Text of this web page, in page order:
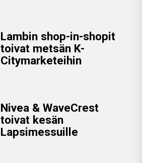
Lambin shop-in-shopit
toivat metsän K-
Citymarketeihin
Nivea & WaveCrest
toivat kesän
Lapsimessuille